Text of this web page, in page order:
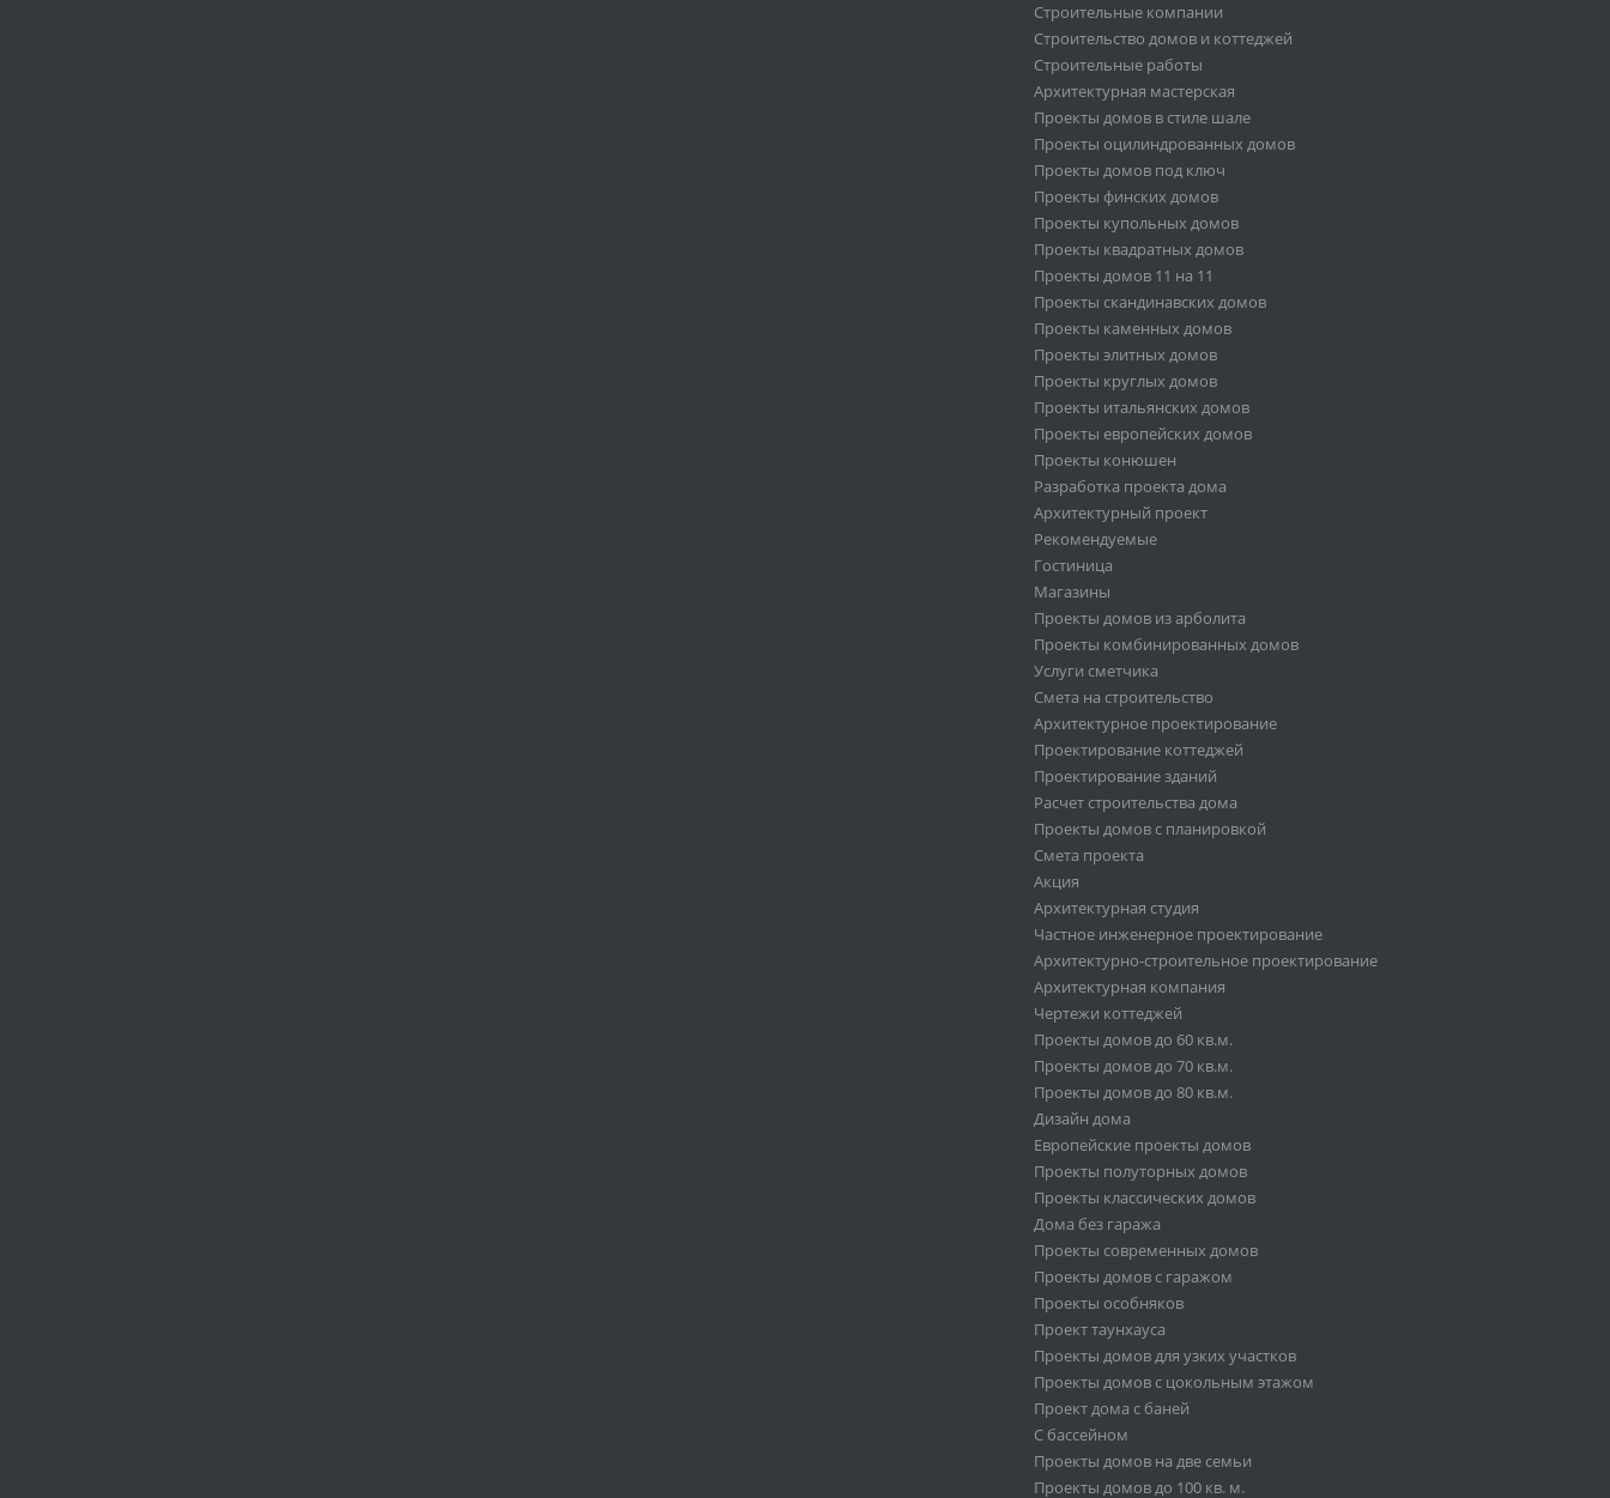
Строительные компании
Строительство домов и коттеджей
Строительные работы
Архитектурная мастерская
Проекты домов в стиле шале
Проекты оцилиндрованных домов
Проекты домов под ключ
Проекты финских домов
Проекты купольных домов
Проекты квадратных домов
Проекты домов 11 на 11
Проекты скандинавских домов
Проекты каменных домов
Проекты элитных домов
Проекты круглых домов
Проекты итальянских домов
Проекты европейских домов
Проекты конюшен
Разработка проекта дома
Архитектурный проект
Рекомендуемые
Гостиница
Магазины
Проекты домов из арболита
Проекты комбинированных домов
Услуги сметчика
Смета на строительство
Архитектурное проектирование
Проектирование коттеджей
Проектирование зданий
Расчет строительства дома
Проекты домов с планировкой
Смета проекта
Акция
Архитектурная студия
Частное инженерное проектирование
Архитектурно-строительное проектирование
Архитектурная компания
Чертежи коттеджей
Проекты домов до 60 кв.м.
Проекты домов до 70 кв.м.
Проекты домов до 80 кв.м.
Дизайн дома
Европейские проекты домов
Проекты полуторных домов
Проекты классических домов
Дома без гаража
Проекты современных домов
Проекты домов с гаражом
Проекты особняков
Проект таунхауса
Проекты домов для узких участков
Проекты домов с цокольным этажом
Проект дома с баней
С бассейном
Проекты домов на две семьи
Проекты домов до 100 кв. м.